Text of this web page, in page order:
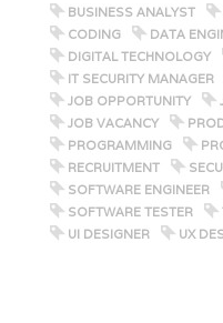
BUSINESS ANALYST
CODING
DATA
DIGITAL TECHNOLOGY
IT SECURITY MANAGER
JOB OPPORTUNITY
JOB VACANCY
PROGRAMMING
RECRUITMENT
SOFTWARE ENGINEER
SOFTWARE TESTER
UI DESIGNER
UX